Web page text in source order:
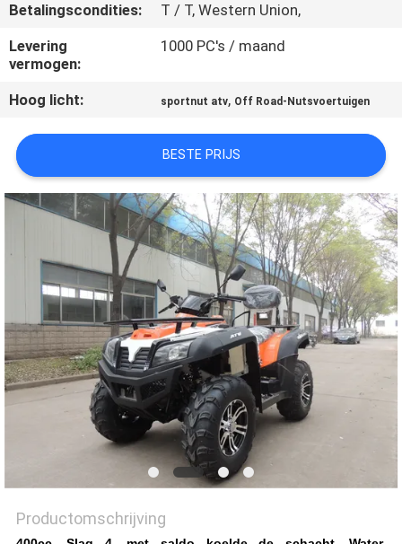
EEN
CITAAT
SITEMAP
PRIVACYBELEID
Betalingscondities:
T / T, Western Union,
Levering
vermogen:
1000 PC's / maand
Hoog licht: sportnut atv, Off Road-Nutsvoertuigen
BESTE PRIJS
Productomschrijving